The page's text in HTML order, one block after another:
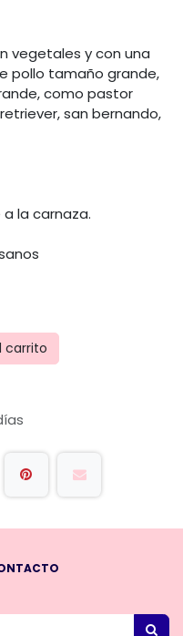
vegetales y con una
pollo tamaño grande,
como pastor
san bernando,
la carnaza.
carrito